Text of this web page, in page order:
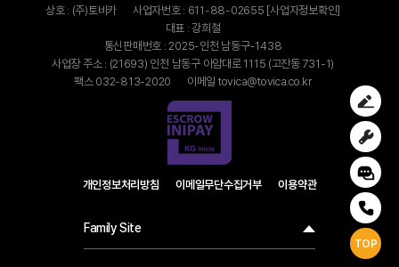
상호 : (주)토비카 사업자번호 : 611-88-02655 [사업자정보확인]
대표 : 강희철
통신판매번호 : 2025-인천 남동구-1438
사업장 주소 : (21693) 인천 남동구 아암대로 1115 (고잔동 731-1)
팩스 032-813-2020
이메일 tovica@tovica.co.kr
개인정보처리방침 이메일무단수집거부 이용약관
Family Site
TOP